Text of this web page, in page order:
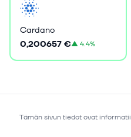
Cardano
0,200657 €▲4.4%
Tämän sivun tiedot ovat